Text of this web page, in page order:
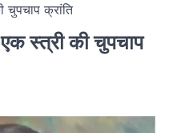
चुपचाप क्रांति
एक स्त्री की चुपचाप